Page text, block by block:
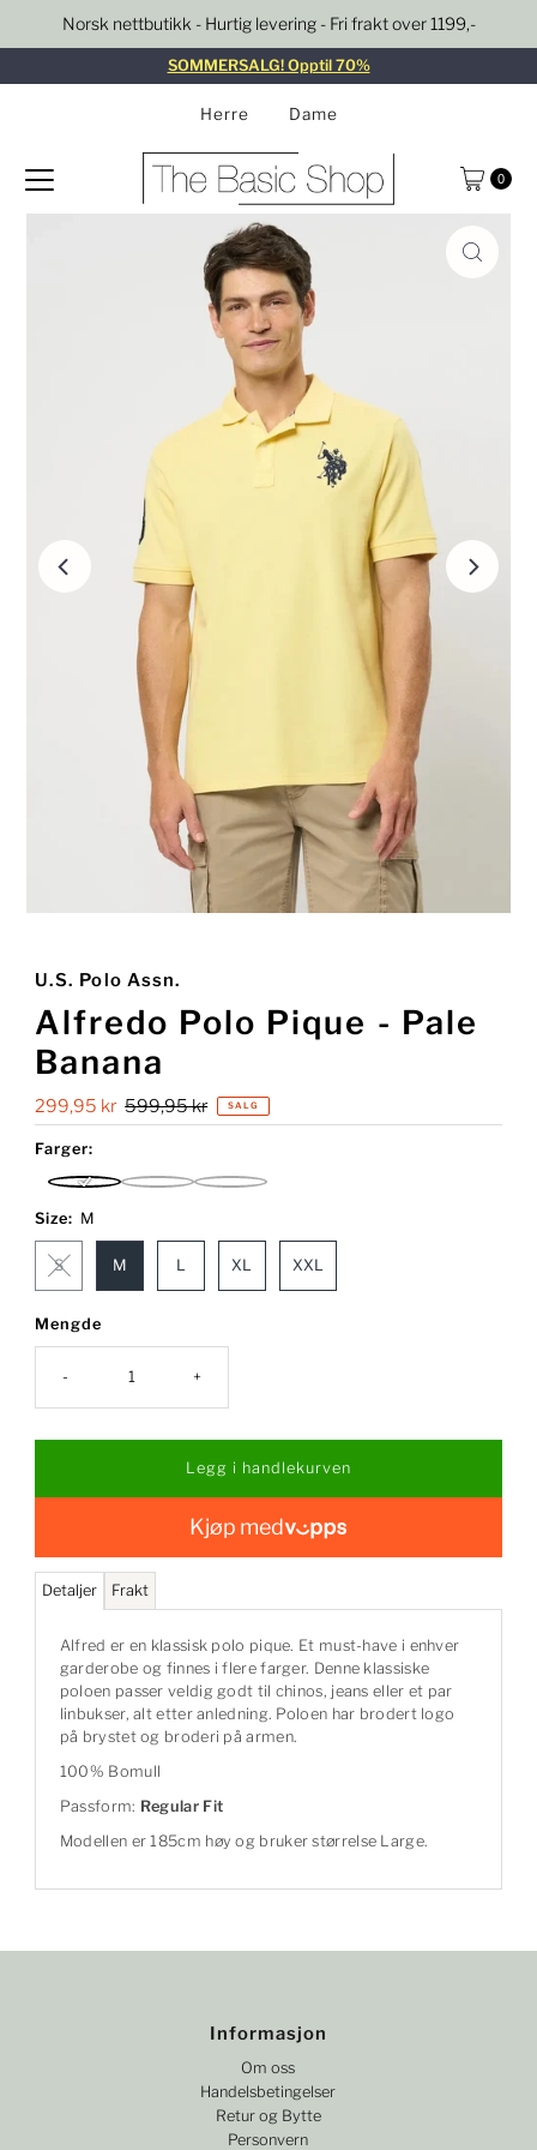
Gå til innhold
Norsk nettbutikk - Hurtig levering - Fri frakt over 1199,-
SOMMERSALG! Opptil 70%
Herre Dame
0
U.S. Polo Assn.
Alfredo Polo Pique - Pale
Banana
Salgspris
299,95 kr Ordinær
pris
599,95 kr SALG
Farger:
Pale
Banana
Prism
Dark
Size: M
S M L XL XXL
Mengde
- +
Kjøp med
Detaljer Frakt
Alfred er en klassisk polo pique. Et must-have i enhver
garderobe og finnes i flere farger. Denne klassiske
poloen passer veldig godt til chinos, jeans eller et par
linbukser, alt etter anledning. Poloen har brodert logo
på brystet og broderi på armen.
100% Bomull
Passform: Regular Fit
Modellen er 185cm høy og bruker størrelse Large.
Informasjon
Om oss
Handelsbetingelser
Retur og Bytte
Personvern